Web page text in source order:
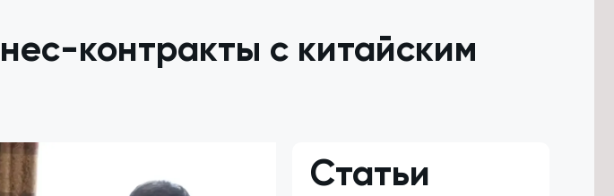
контракты с китайским
Статьи